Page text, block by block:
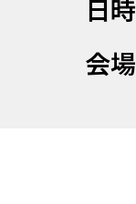
日時
会場